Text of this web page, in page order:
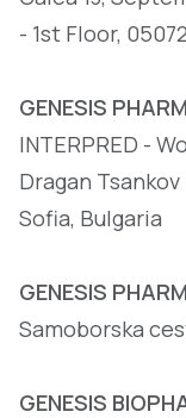
- 1st Floor,
GENESIS
INTERPRED -
Dragan
Sofia, Bulgaria
GENESIS
Samoborska
GENESIS